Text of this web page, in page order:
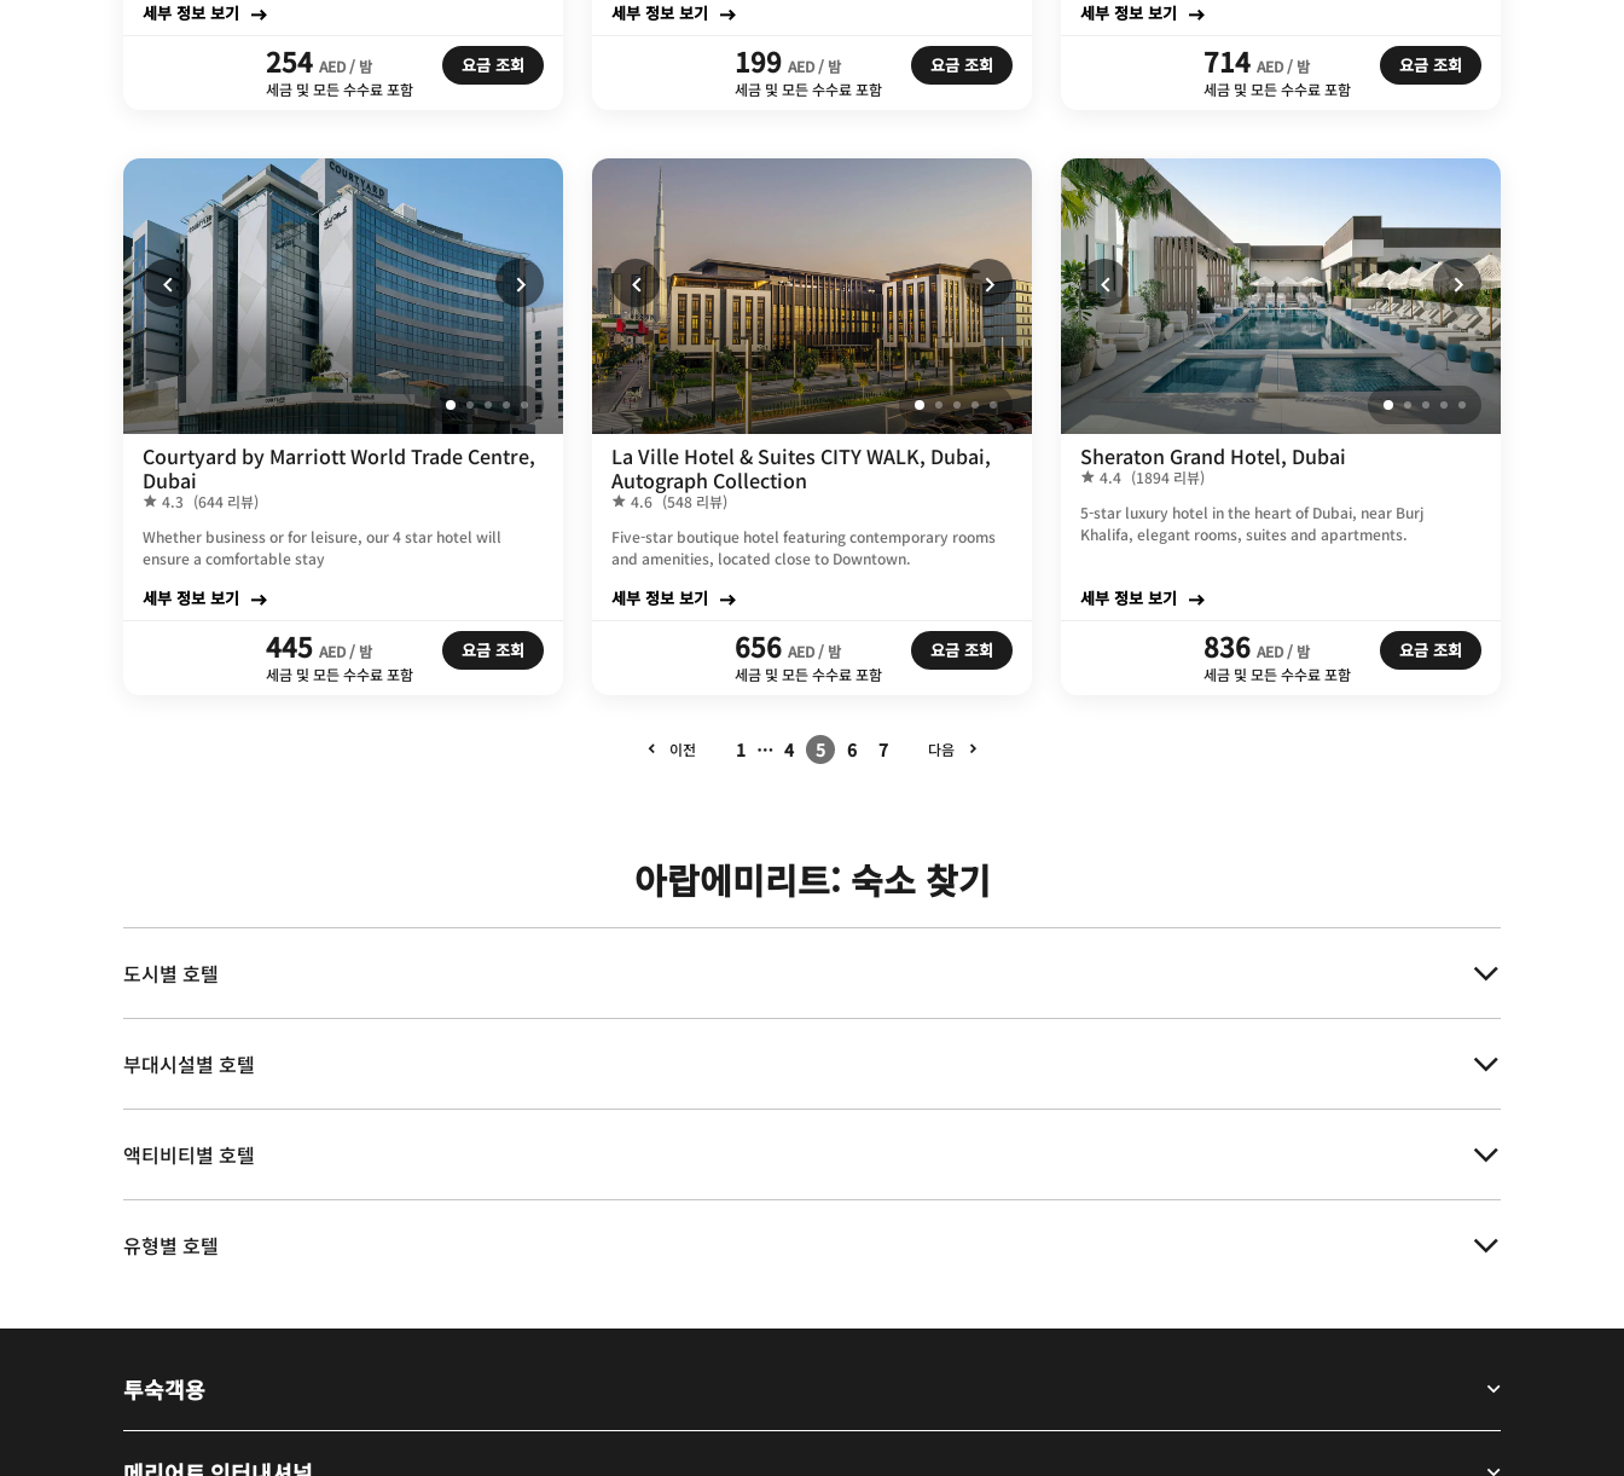
세부 정보 보기
254 AED / 밤
세금 및 모든 수수료 포함
요금 조회
세부 정보 보기
199 AED / 밤
세금 및 모든 수수료 포함
요금 조회
세부 정보 보기
714 AED / 밤
세금 및 모든 수수료 포함
요금 조회
Courtyard by Marriott World Trade Centre,
Dubai
4.3 (644 리뷰)
Whether business or for leisure, our 4 star hotel will
ensure a comfortable stay
세부 정보 보기
445 AED / 밤
세금 및 모든 수수료 포함
요금 조회
La Ville Hotel & Suites CITY WALK, Dubai,
Autograph Collection
4.6 (548 리뷰)
Five-star boutique hotel featuring contemporary rooms
and amenities, located close to Downtown.
세부 정보 보기
656 AED / 밤
세금 및 모든 수수료 포함
요금 조회
Sheraton Grand Hotel, Dubai
4.4 (1894 리뷰)
5-star luxury hotel in the heart of Dubai, near Burj
Khalifa, elegant rooms, suites and apartments.
세부 정보 보기
836 AED / 밤
세금 및 모든 수수료 포함
요금 조회
이전 1 … 4 5 6 7 다음
아랍에미리트: 숙소 찾기
도시별 호텔
부대시설별 호텔
액티비티별 호텔
유형별 호텔
투숙객용